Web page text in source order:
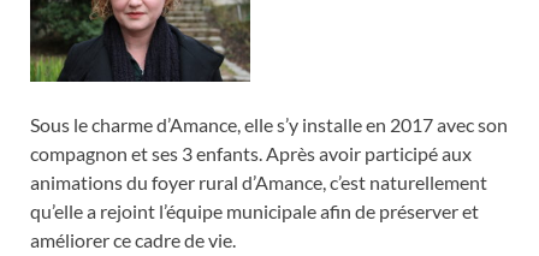
Sous le charme d’Amance, elle s’y installe en 2017 avec son
compagnon et ses 3 enfants. Après avoir participé aux
animations du foyer rural d’Amance, c’est naturellement
qu’elle a rejoint l’équipe municipale afin de préserver et
améliorer ce cadre de vie.